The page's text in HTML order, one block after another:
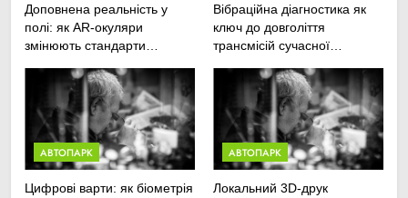
Доповнена реальність у
полі: як AR-окуляри
змінюють стандарти
сільськогосподарської
техніки
Вібраційна діагностика як
ключ до довголіття
трансмісій сучасної
АВТОПАРК
Цифрові варти: як біометрія
АВТОПАРК
Локальний 3D-друк